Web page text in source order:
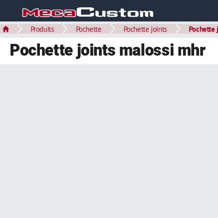
Produits Pochette Pochette joints Pochette
Pochette joints malossi mhr